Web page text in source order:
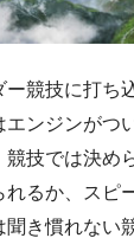
競技に打ち
ンジンがつ
技では決め
るか、スピ
き慣れない